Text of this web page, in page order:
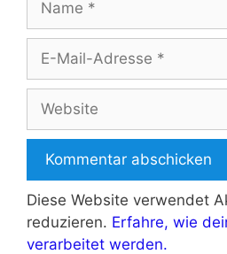
Adresse
Website
Diese Website verwendet
reduzieren. Erfahre, wie
verarbeitet werden.